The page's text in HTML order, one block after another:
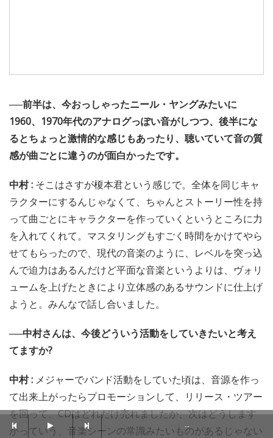
──前半は、今おっしゃったニール・ヤングみたいに
1960、1970年代のアナログっぽい音がしつつ、後半にな
るとちょっと激情的な感じもあったり、聴いていて音の質
感が曲ごとに違うのが面白かったです。
中村 : そこはさすが榎本君という感じで。全体を同じキャ
ラクターにするんじゃなくて、ちゃんとストーリー性を持
って曲ごとにキャラクターを作っていくというところに力
を入れてくれて。マスタリングもすごく時間をかけてやら
せてもらったので、現代の音楽のように、レベルを突っ込
んで迫力はあるんだけど平面な音楽というよりは、ヴォリ
ュームを上げたときにより立体感のあるサウンドに仕上げ
ようと。みんなで話し合いました。
──中村さんは、今後どういう活動をしていきたいと考え
てますか?
中村 : メジャーでバンド活動をしていた頃は、音源を作っ
て出来上がったらプロモーションして、リリース・ツアー
を回って、CDはどれだけ売れましたか、次はどうします
かっていう、音楽シーンの常識みたいものがあるじゃない
--